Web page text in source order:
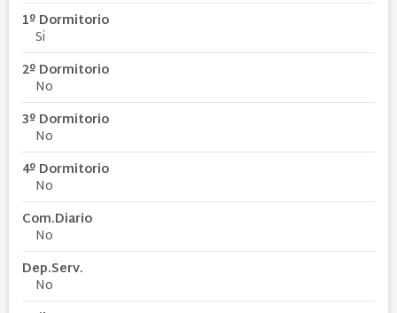
1º Dormitorio
Si
2º Dormitorio
No
3º Dormitorio
No
4º Dormitorio
No
Com.Diario
No
Dep.Serv.
No